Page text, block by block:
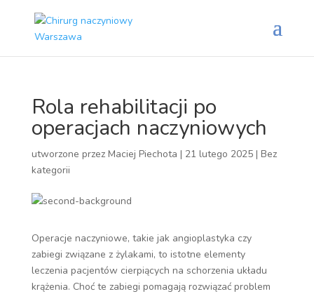
Rola rehabilitacji po
operacjach naczyniowych
utworzone przez Maciej Piechota | 21 lutego 2025| Bez
kategorii
Operacje naczyniowe, takie jak angioplastyka czy
zabiegi związane z żylakami, to istotne elementy
leczenia pacjentów cierpiących na schorzenia układu
krążenia. Choć te zabiegi pomagają rozwiązać problem